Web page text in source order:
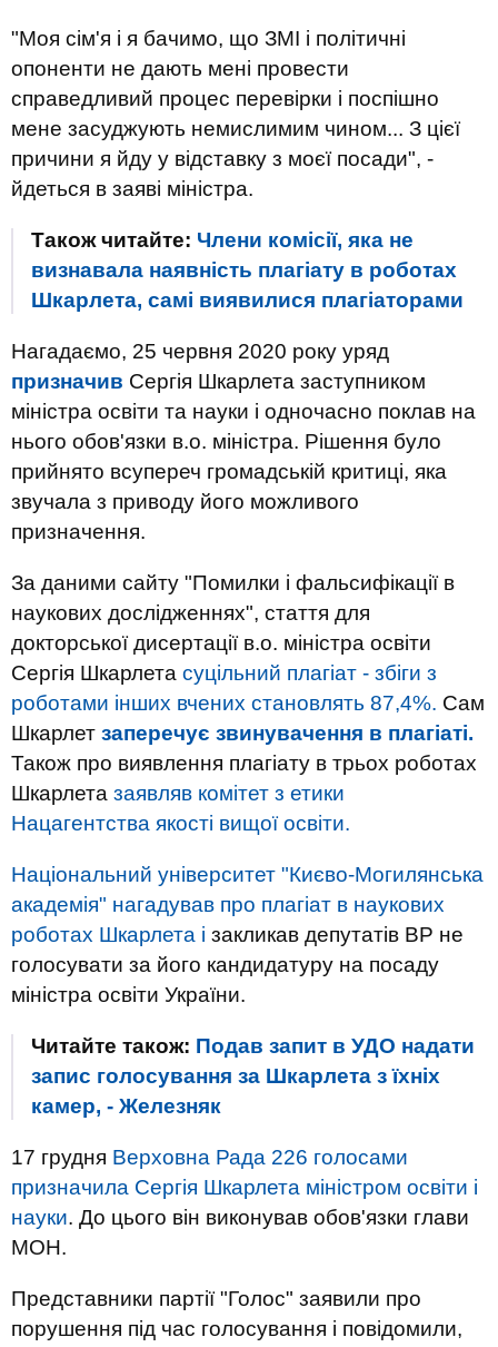
"Моя сім'я і я бачимо, що ЗМІ і політичні
опоненти не дають мені провести
справедливий процес перевірки і поспішно
мене засуджують немислимим чином... З цієї
причини я йду у відставку з моєї посади", -
йдеться в заяві міністра.
Також читайте: Члени комісії, яка не
визнавала наявність плагіату в роботах
Шкарлета, самі виявилися плагіаторами
Нагадаємо, 25 червня 2020 року уряд
призначив Сергія Шкарлета заступником
міністра освіти та науки і одночасно поклав на
нього обов'язки в.о. міністра. Рішення було
прийнято всупереч громадській критиці, яка
звучала з приводу його можливого
призначення.
За даними сайту "Помилки і фальсифікації в
наукових дослідженнях", стаття для
докторської дисертації в.о. міністра освіти
Сергія Шкарлета суцільний плагіат - збіги з
роботами інших вчених становлять 87,4%. Сам
Шкарлет заперечує звинувачення в плагіаті.
Також про виявлення плагіату в трьох роботах
Шкарлета заявляв комітет з етики
Нацагентства якості вищої освіти.
Національний університет "Києво-Могилянська
академія" нагадував про плагіат в наукових
роботах Шкарлета і закликав депутатів ВР не
голосувати за його кандидатуру на посаду
міністра освіти України.
Читайте також: Подав запит в УДО надати
запис голосування за Шкарлета з їхніх
камер, - Железняк
17 грудня Верховна Рада 226 голосами
призначила Сергія Шкарлета міністром освіти і
науки. До цього він виконував обов'язки глави
МОН.
Представники партії "Голос" заявили про
порушення під час голосування і повідомили,